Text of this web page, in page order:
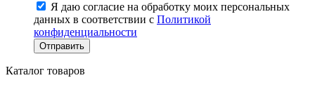
Я даю согласие на обработку моих персональных
данных в соответствии с Политикой
конфиденциальности
Отправить
Каталог товаров